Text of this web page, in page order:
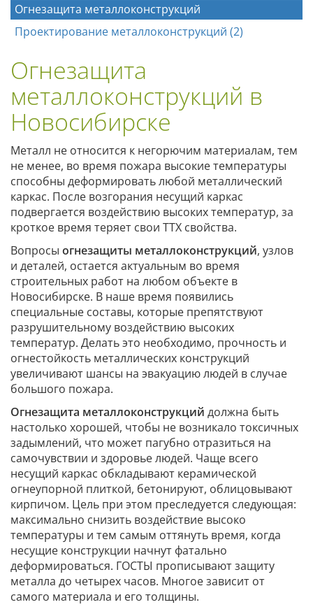
Огнезащита металлоконструкций
Проектирование металлоконструкций (2)
Огнезащита
металлоконструкций в
Новосибирске
Металл не относится к негорючим материалам, тем
не менее, во время пожара высокие температуры
способны деформировать любой металлический
каркас. После возгорания несущий каркас
подвергается воздействию высоких температур, за
кроткое время теряет свои ТТХ свойства.
Вопросы огнезащиты металлоконструкций, узлов
и деталей, остается актуальным во время
строительных работ на любом объекте в
Новосибирске. В наше время появились
специальные составы, которые препятствуют
разрушительному воздействию высоких
температур. Делать это необходимо, прочность и
огнестойкость металлических конструкций
увеличивают шансы на эвакуацию людей в случае
большого пожара.
Огнезащита металлоконструкций должна быть
настолько хорошей, чтобы не возникало токсичных
задымлений, что может пагубно отразиться на
самочувствии и здоровье людей. Чаще всего
несущий каркас обкладывают керамической
огнеупорной плиткой, бетонируют, облицовывают
кирпичом. Цель при этом преследуется следующая:
максимально снизить воздействие высоко
температуры и тем самым оттянуть время, когда
несущие конструкции начнут фатально
деформироваться. ГОСТЫ прописывают защиту
металла до четырех часов. Многое зависит от
самого материала и его толщины.